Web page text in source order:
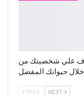
علي شخصيتك من
خلال حيوانك المفضل
PREV NEXT